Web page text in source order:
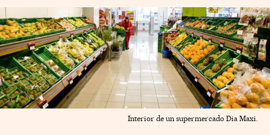
Interior de un supermercado Dia Maxi.